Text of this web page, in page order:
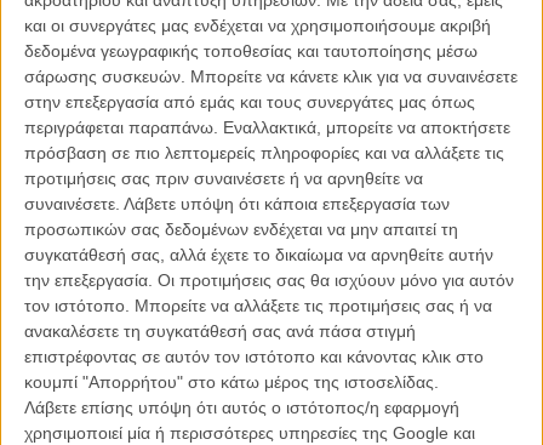
και οι συνεργάτες μας ενδέχεται να χρησιμοποιήσουμε ακριβή
δεδομένα γεωγραφικής τοποθεσίας και ταυτοποίησης μέσω
σάρωσης συσκευών. Μπορείτε να κάνετε κλικ για να συναινέσετε
στην επεξεργασία από εμάς και τους συνεργάτες μας όπως
περιγράφεται παραπάνω. Εναλλακτικά, μπορείτε να αποκτήσετε
πρόσβαση σε πιο λεπτομερείς πληροφορίες και να αλλάξετε τις
προτιμήσεις σας πριν συναινέσετε ή να αρνηθείτε να
συναινέσετε. Λάβετε υπόψη ότι κάποια επεξεργασία των
προσωπικών σας δεδομένων ενδέχεται να μην απαιτεί τη
συγκατάθεσή σας, αλλά έχετε το δικαίωμα να αρνηθείτε αυτήν
την επεξεργασία. Οι προτιμήσεις σας θα ισχύουν μόνο για αυτόν
τον ιστότοπο. Μπορείτε να αλλάξετε τις προτιμήσεις σας ή να
ανακαλέσετε τη συγκατάθεσή σας ανά πάσα στιγμή
επιστρέφοντας σε αυτόν τον ιστότοπο και κάνοντας κλικ στο
κουμπί "Απορρήτου" στο κάτω μέρος της ιστοσελίδας.
Λάβετε επίσης υπόψη ότι αυτός ο ιστότοπος/η εφαρμογή
χρησιμοποιεί μία ή περισσότερες υπηρεσίες της Google και
Βιμ Βέντερς
Συνέντευξη
Η επιτυχία είναι υπερτιμημένη. Δεν σε κάνει
καλύτερο, δεν σε πάει πουθενά η επιτυχία. Είναι
απλώς ένα ωραίο, ανεβαστικό, επιφανειακό
συναίσθημα.»
CONNECT